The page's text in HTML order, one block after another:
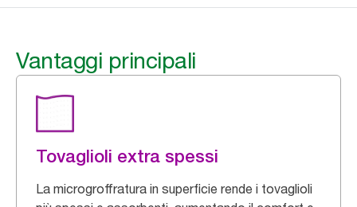
Vantaggi principali
Tovaglioli extra spessi
La microgroffratura in superficie rende i tovaglioli